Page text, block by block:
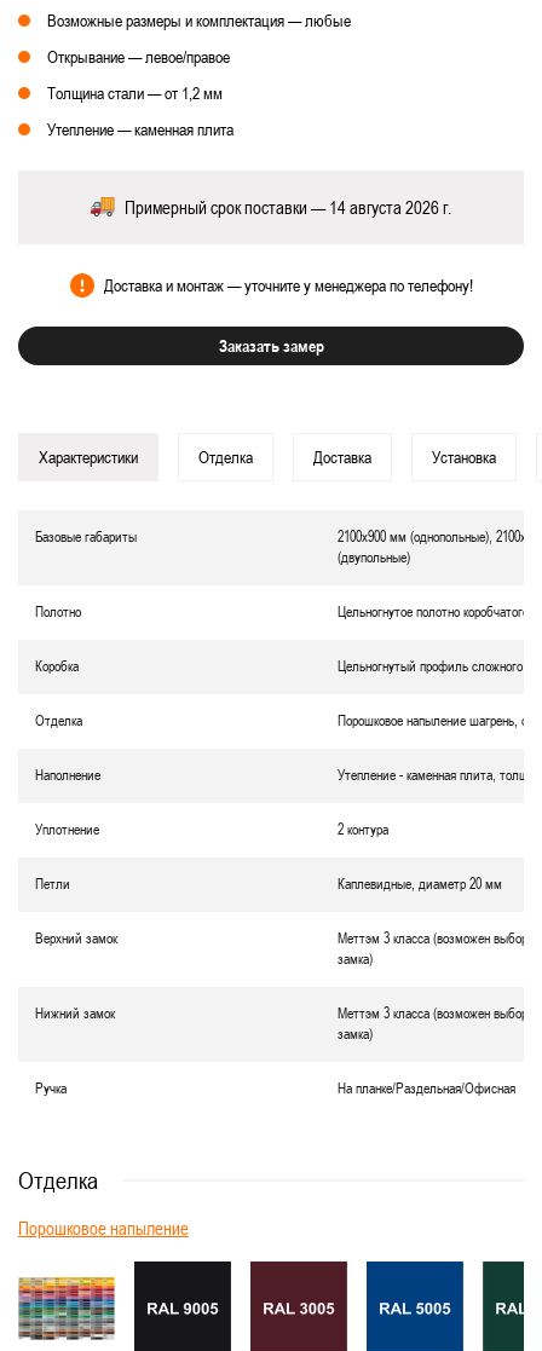
Возможные размеры и комплектация — любые
Открывание — левое/правое
Толщина стали — от 1,2 мм
Утепление — каменная плита
Примерный срок поставки — 14 августа 2026 г.
Доставка и монтаж — уточните у менеджера по телефону!
Заказать замер
Характеристики Отделка Доставка Установка
Базовые габариты
2100х900 мм (однопольные),
(двупольные)
Полотно Цельногнутое полотно коробчатого
Коробка Цельногнутый профиль сложного
Отделка Порошковое напыление шагрень,
Наполнение Утепление - каменная плита,
Уплотнение 2 контура
Петли Каплевидные, диаметр 20 мм
Верхний замок
Меттэм 3 класса (возможен выбор
замка)
Нижний замок
Меттэм 3 класса (возможен выбор
замка)
Ручка На планке/Раздельная/Офисная
Отделка
Порошковое напыление